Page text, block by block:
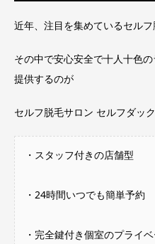
近年、注目を集めているセルフ
その中で安心安全で十人十色
提供するのが
セルフ脱毛サロン セルフダック
・スタッフ付きの店舗型
・24時間いつでも簡単予約
・完全鍵付き個室のプライ